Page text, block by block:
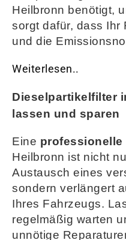
Heilbronn benötigt,
sorgt dafür, dass Ihr
und die
Weiterlesen..
Dieselpartikelfilter
lassen und sparen
Eine professionelle
Heilbronn ist nicht
Austausch eines
sondern verlängert
Ihres Fahrzeugs.
regelmäßig warten
unnötige